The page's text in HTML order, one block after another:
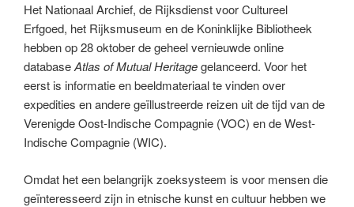
Het Nationaal Archief, de Rijksdienst voor Cultureel
Erfgoed, het Rijksmuseum en de Koninklijke Bibliotheek
hebben op 28 oktober de geheel vernieuwde online
databaseAtlas of Mutual Heritagegelanceerd. Voor het
eerst is informatie en beeldmateriaal te vinden over
expedities en andere geïllustreerde reizen uit de tijd van de
Verenigde Oost-Indische Compagnie (VOC) en de West-
Indische Compagnie (WIC).
Omdat het een belangrijk zoeksysteem is voor mensen die
geïnteresseerd zijn in etnische kunst en cultuur hebben we